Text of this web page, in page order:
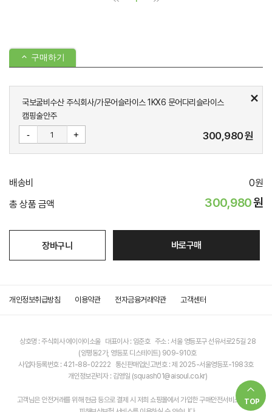
구매하기
국보굴비수산 주식회사/가문어슬라이스 1KX6 문어다리슬라이스
캠핑술안주
- + 300,980원
배송비 0원
총 상품 금액
300,980원
장바구니 바로구매
개인정보취급방침 이용약관 전자금융거래약관 고객센터
상호명 : 주식회사 에이아이소울 대표이사 : 임준호 주소 : 서울 영등포구 선유서로25길 28
(양평동2가, 영등포 디스테이트) 909-910호
사업자등록번호 : 421-88-02222 통신판매업신고번호 : 제 2025-서울영등포-1983호
개인정보관리자 : 김영일 (squash01@aisoul.co.kr)
고객님은 안전거래를 위해 현금 등으로 결제 시 저희 쇼핑몰에서 가입한 구매안전서비스 소비자
TOP